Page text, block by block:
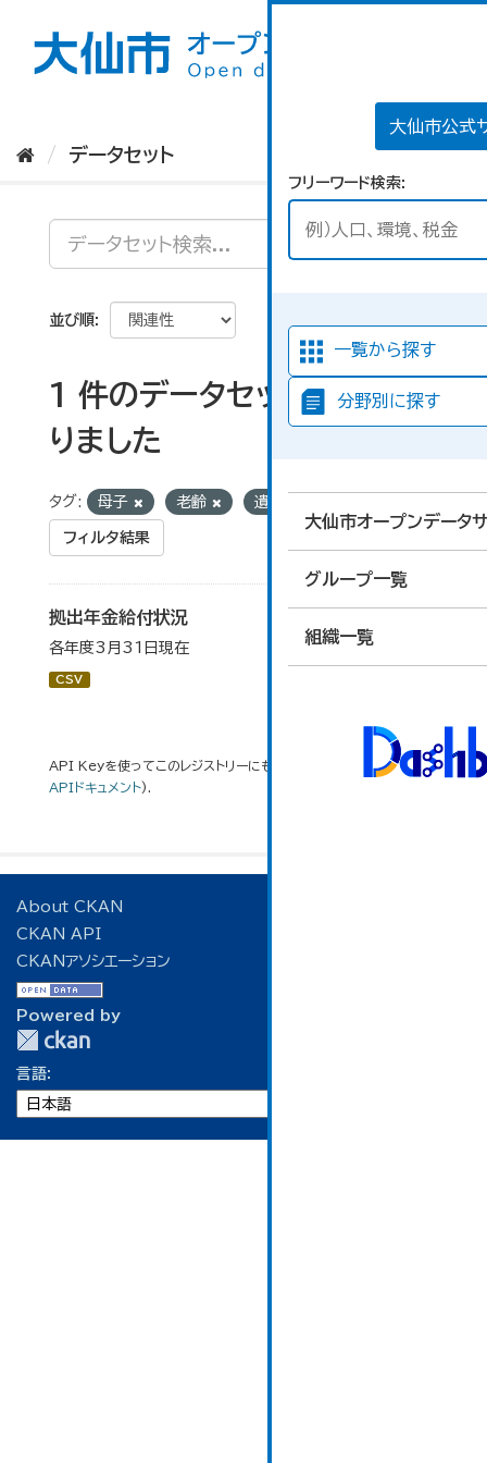
大仙市公式
フリーワード検索
一覧から探す
分野別に探す
大仙市オープンデータ
グループ一覧
組織一覧
データセット
並び順
1 件のデータセットが見つか
りました
タグ: 母子 老齢 遺族
フィルタ結果
拠出年金給付状況
各年度3月31日現在
CSV
API Keyを使ってこのレジストリーにもアクセス可能ですAPI(see
APIドキュメント).
About CKAN
CKAN API
CKANアソシエーション
Powered by
言語